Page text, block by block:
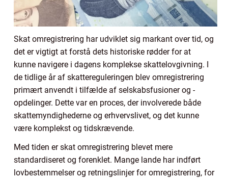
Skat omregistrering har udviklet sig markant over tid, og
det er vigtigt at forstå dets historiske rødder for at
kunne navigere i dagens komplekse skattelovgivning. I
de tidlige år af skattereguleringen blev omregistrering
primært anvendt i tilfælde af selskabsfusioner og -
opdelinger. Dette var en proces, der involverede både
skattemyndighederne og erhvervslivet, og det kunne
være komplekst og tidskrævende.
Med tiden er skat omregistrering blevet mere
standardiseret og forenklet. Mange lande har indført
lovbestemmelser og retningslinjer for omregistrering, for